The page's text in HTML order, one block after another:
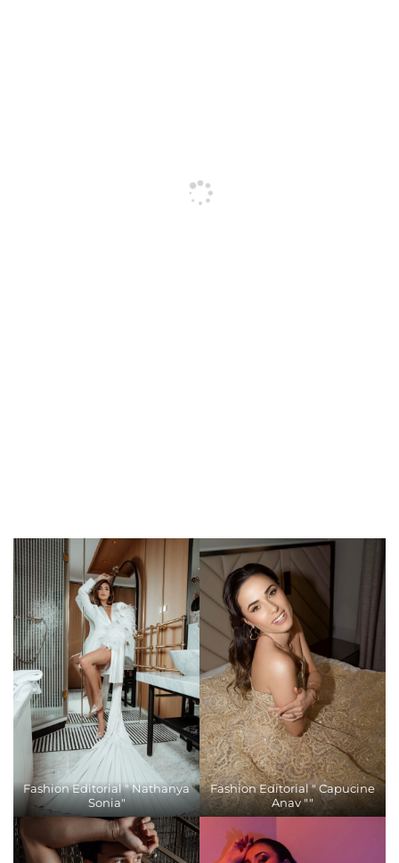
Fashion Editorial " Nathanya
Sonia"
Fashion Editorial " Capucine
Anav ""